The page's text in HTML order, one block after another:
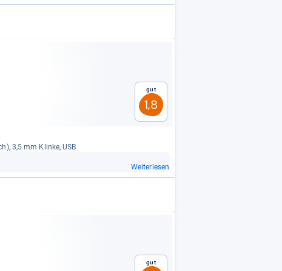
Gut
1,8
3,5 mm Klinke, USB
Weiterlesen
Gut